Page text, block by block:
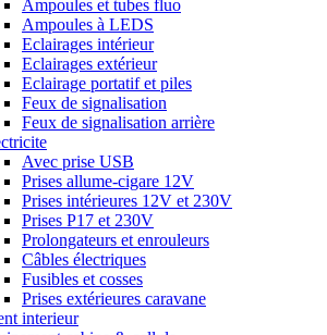
Ampoules et tubes fluo
Ampoules à LEDS
Eclairages intérieur
Eclairages extérieur
Eclairage portatif et piles
Feux de signalisation
Feux de signalisation arrière
Avec prise USB
Prises allume-cigare 12V
Prises intérieures 12V et 230V
Prises P17 et 230V
Prolongateurs et enrouleurs
Câbles électriques
Fusibles et cosses
Prises extérieures caravane
interieur